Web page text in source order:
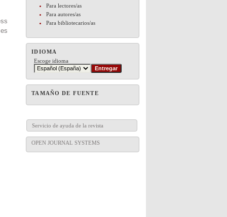
Para lectores/as
Para autores/as
Para bibliotecarios/as
IDIOMA
Escoge idioma
TAMAÑO DE FUENTE
Servicio de ayuda de la revista
OPEN JOURNAL SYSTEMS